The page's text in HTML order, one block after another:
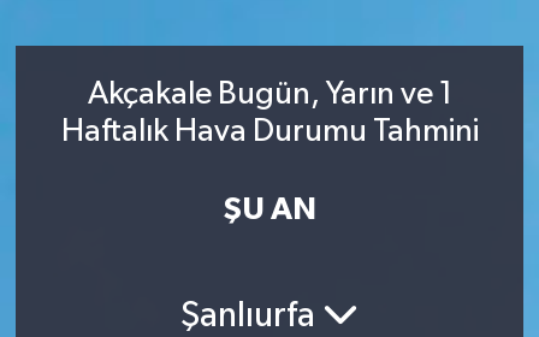
Akçakale Bugün, Yarın ve 1
Haftalık Hava Durumu Tahmini
ŞU AN
Şanlıurfa
Haber Arşivi